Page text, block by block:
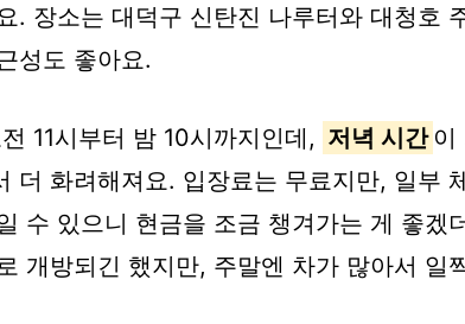
. 장소는 대덕구 신탄진 나루터와 대청호
성도 좋아요.
11시부터 밤 10시까지인데, 저녁 시간 이
더 화려해져요. 입장료는 무료지만, 일부
수 있으니 현금을 조금 챙겨가는 게 좋겠
개방되긴 했지만, 주말엔 차가 많아서 일